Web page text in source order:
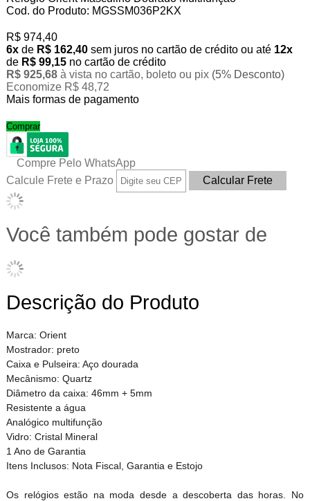
Cod. do Produto: MGSSM036P2KX
R$ 974,40
6xde R$ 162,40 sem juros no cartão de crédito ou até 12x
de R$ 99,15no cartão de crédito
R$ 925,68 à vista no cartão, boleto ou pix (5% Desconto)
Economize R$ 48,72
Mais formas de pagamento
Comprar
Compre Pelo WhatsApp
Calcule Frete e Prazo
Você também pode gostar de
Descrição do Produto
Marca: Orient
Mostrador: preto
Caixa e Pulseira: Aço dourada
Mecânismo: Quartz
Diâmetro da caixa: 46mm + 5mm
Resistente a água
Analógico multifunção
Vidro: Cristal Mineral
1 Ano de Garantia
Itens Inclusos: Nota Fiscal, Garantia e Estojo
Os relógios estão na moda desde a descoberta das horas. No